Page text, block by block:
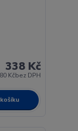
338 Kč
Kčbez DPH